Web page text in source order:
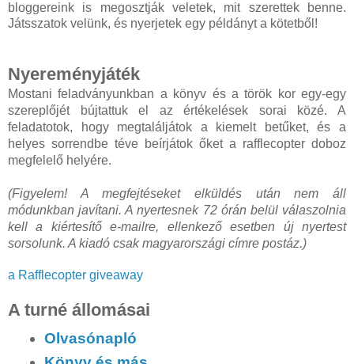
bloggereink is megosztják veletek, mit szerettek benne.
Játsszatok velünk, és nyerjetek egy példányt a kötetből!
Nyereményjáték
Mostani feladványunkban a könyv és a török kor egy-egy
szereplőjét bújtattuk el az értékelések sorai közé. A
feladatotok, hogy megtaláljátok a kiemelt betűket, és a
helyes sorrendbe téve beírjátok őket a rafflecopter doboz
megfelelő helyére.
(Figyelem! A megfejtéseket elküldés után nem áll
módunkban javítani. A nyertesnek 72 órán belül válaszolnia
kell a kiértesítő e-mailre, ellenkező esetben új nyertest
sorsolunk. A kiadó csak magyarországi címre postáz.)
a Rafflecopter giveaway
A turné állomásai
Olvasónapló